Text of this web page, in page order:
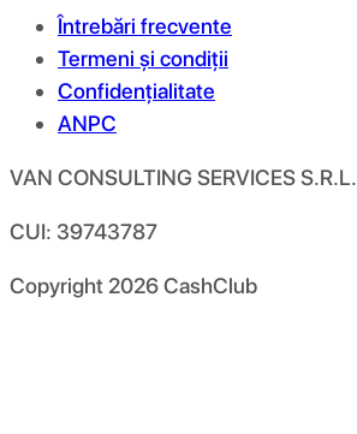
Întrebări frecvente
Termeni și condiții
Confidențialitate
ANPC
VAN CONSULTING SERVICES S.R.L.
CUI: 39743787
Copyright 2026CashClub